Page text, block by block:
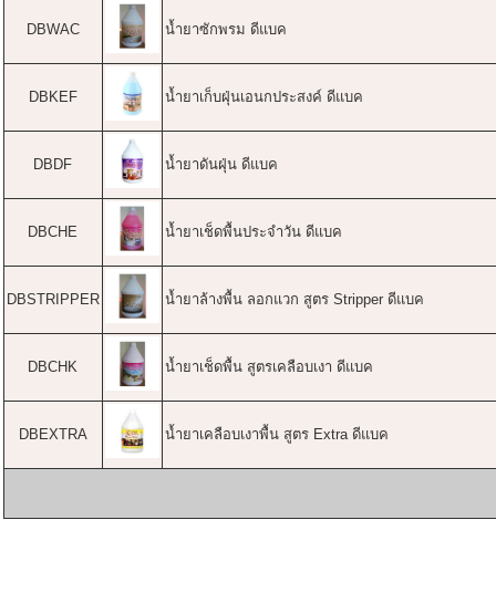
DBWAC น้ำยาซักพรม ดีแบค
DBKEF น้ำยาเก็บฝุ่นเอนกประสงค์ ดีแบค
DBDF น้ำยาดันฝุ่น ดีแบค
DBCHE น้ำยาเช็ดพื้นประจำวัน ดีแบค
DBSTRIPPER น้ำยาล้างพื้น ลอกแวก สูตร Stripper ดีแบค
DBCHK น้ำยาเช็ดพื้น สูตรเคลือบเงา ดีแบค
DBEXTRA น้ำยาเคลือบเงาพื้น สูตร Extra ดีแบค